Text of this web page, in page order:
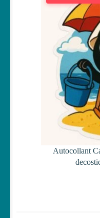
Autocollant